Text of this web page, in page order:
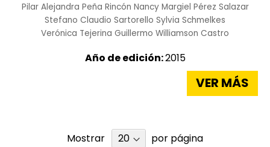
Pilar Alejandra Peña Rincón Nancy Margiel Pérez Salazar
Stefano Claudio Sartorello Sylvia Schmelkes
Verónica Tejerina Guillermo Williamson Castro
Año de edición:2015
VER MÁS
Mostrar por página